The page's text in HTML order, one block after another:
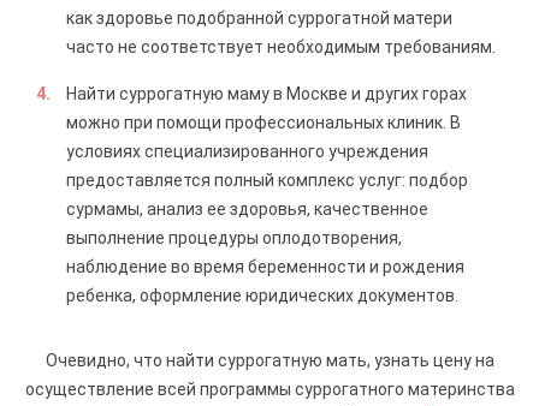
как здоровье подобранной суррогатной матери
часто не соответствует необходимым требованиям.
Найти суррогатную маму в Москве и других горах
можно при помощи профессиональных клиник. В
условиях специализированного учреждения
предоставляется полный комплекс услуг: подбор
сурмамы, анализ ее здоровья, качественное
выполнение процедуры оплодотворения,
наблюдение во время беременности и рождения
ребенка, оформление юридических документов.
Очевидно, что найти суррогатную мать, узнать цену на
осуществление всей программы суррогатного материнства